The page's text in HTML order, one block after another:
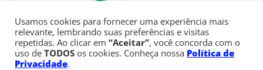
Usamos cookies para fornecer uma experiência mais
relevante, lembrando suas preferências e visitas
repetidas. Ao clicar em “Aceitar”, você concorda com o
uso de TODOS os cookies. Conheça nossa Política de
Privacidade.